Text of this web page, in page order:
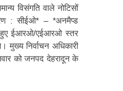
विसंगति वाले नोटिसों
: सीईओ* – ⁠*अनमैप्ड
हुए ईआरओ/एईआरओ स्तर
मुख्य निर्वाचन अधिकारी
को जनपद देहरादून के